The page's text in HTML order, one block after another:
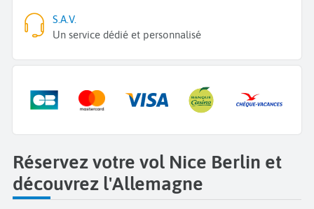
S.A.V.
Un service dédié et personnalisé
Réservez votre vol Nice Berlin et
découvrez l'Allemagne